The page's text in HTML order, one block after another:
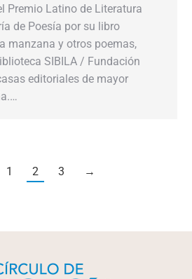
Premio Latino de Literatura
de Poesía por su libro
manzana y otros poemas,
SIBILA / Fundación
editoriales de mayor
1 2 3 →